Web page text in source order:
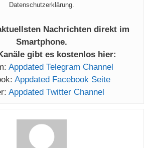
Datenschutzerklärung.
Nachrichten direkt im
Smartphone.
gibt es kostenlos hier:
Appdated Telegram Channel
Appdated Facebook Seite
Appdated Twitter Channel